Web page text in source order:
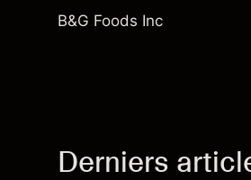
B&G Foods Inc
Derniers